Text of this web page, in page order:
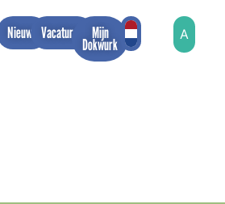
Nieuws Vacatures Mijn
Dokwurk
A